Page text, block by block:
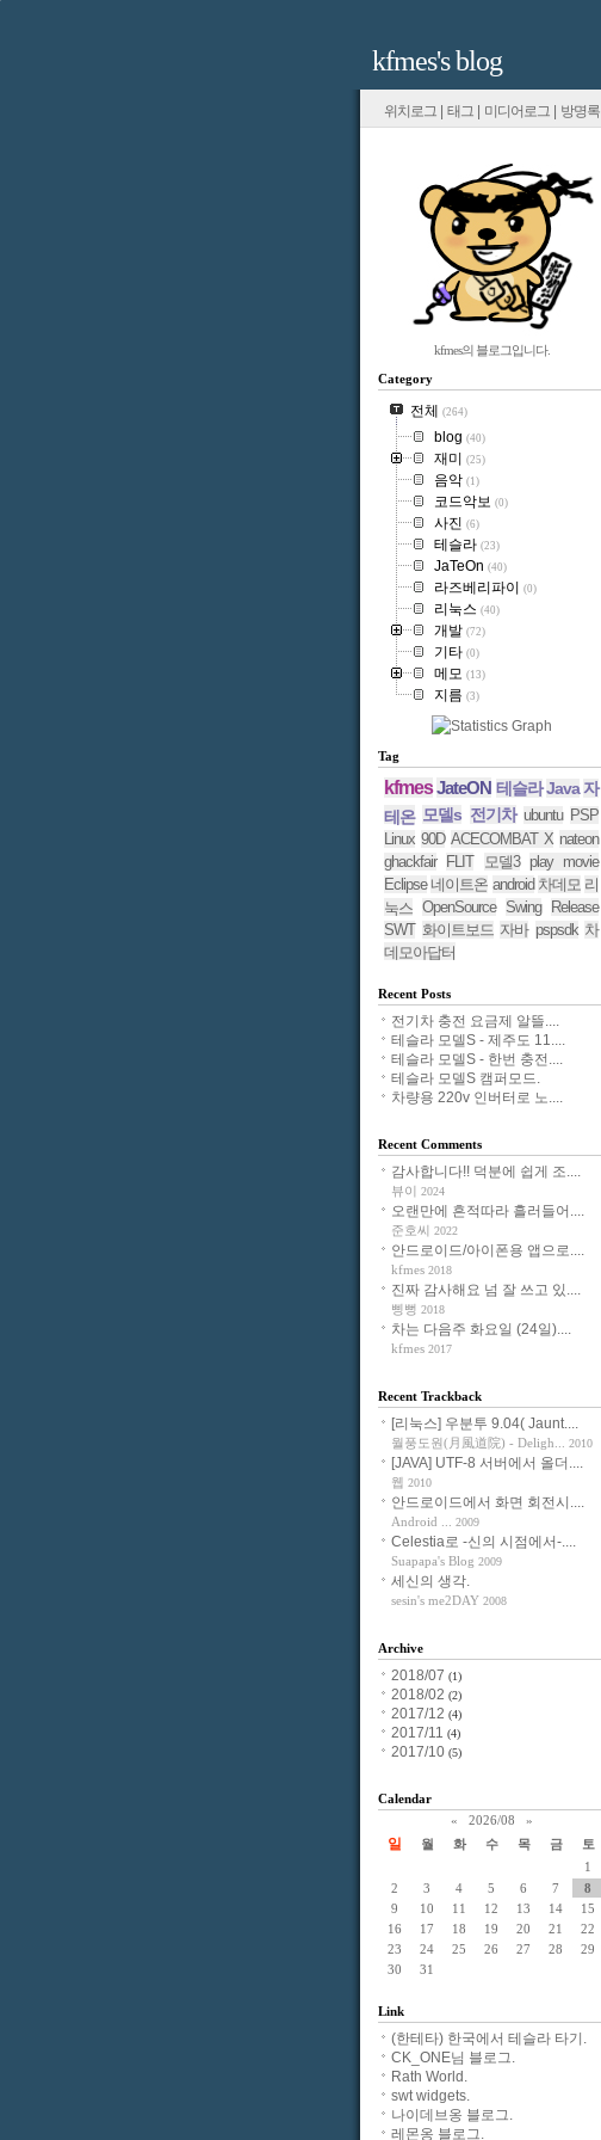
kfmes's blog
위치로그 태그 미디어로그 방명록
kfmes의 블로그입니다.
Category
전체 (264)
blog (40)
재미 (25)
음악 (1)
코드악보 (0)
사진 (6)
테슬라 (23)
JaTeOn (40)
라즈베리파이 (0)
리눅스 (40)
개발 (72)
기타 (0)
메모 (13)
지름 (3)
Tag
kfmesJateON 테슬라 Java 자
테온 모델s 전기차 ubuntu PSP
Linux 90D ACECOMBAT X nateon
ghackfair
FLIT 모델3
play movie
Eclipse 네이트온 android 차데모 리
눅스 OpenSource Swing
Release
SWT 화이트보드 자바 pspsdk 차
데모아답터
Recent Posts
전기차 충전 요금제 알뜰....
테슬라 모델S - 제주도 11....
테슬라 모델S - 한번 충전....
테슬라 모델S 캠퍼모드.
차량용 220v 인버터로 노....
Recent Comments
감사합니다!! 덕분에 쉽게 조....
뷰이 2024
오랜만에 흔적따라 흘러들어....
준호씨 2022
안드로이드/아이폰용 앱으로....
kfmes 2018
진짜 감사해요 넘 잘 쓰고 있....
삥뻥 2018
차는 다음주 화요일 (24일)....
kfmes 2017
Recent Trackback
[리눅스] 우분투 9.04( Jaunt....
월풍도원(月風道院) - Deligh... 2010
[JAVA] UTF-8 서버에서 올더....
웹 2010
안드로이드에서 화면 회전시....
Android ... 2009
Celestia로 -신의 시점에서-....
Suapapa's Blog 2009
세신의 생각.
sesin's me2DAY 2008
Archive
2018/07 (1)
2018/02 (2)
2017/12 (4)
2017/11 (4)
2017/10 (5)
Calendar
«
2026/08 »
일 월 화 수 목 금
토
1
2
3 4 5 6 7
8
9
10 11 12 13 14
15
16
17 18 19 20 21
22
23
24 25 26 27 28
29
30
31
Link
(한테타) 한국에서 테슬라 타기.
CK_ONE님 블로그.
Rath World.
swt widgets.
나이데브옹 블로그.
레몬옹 블로그.